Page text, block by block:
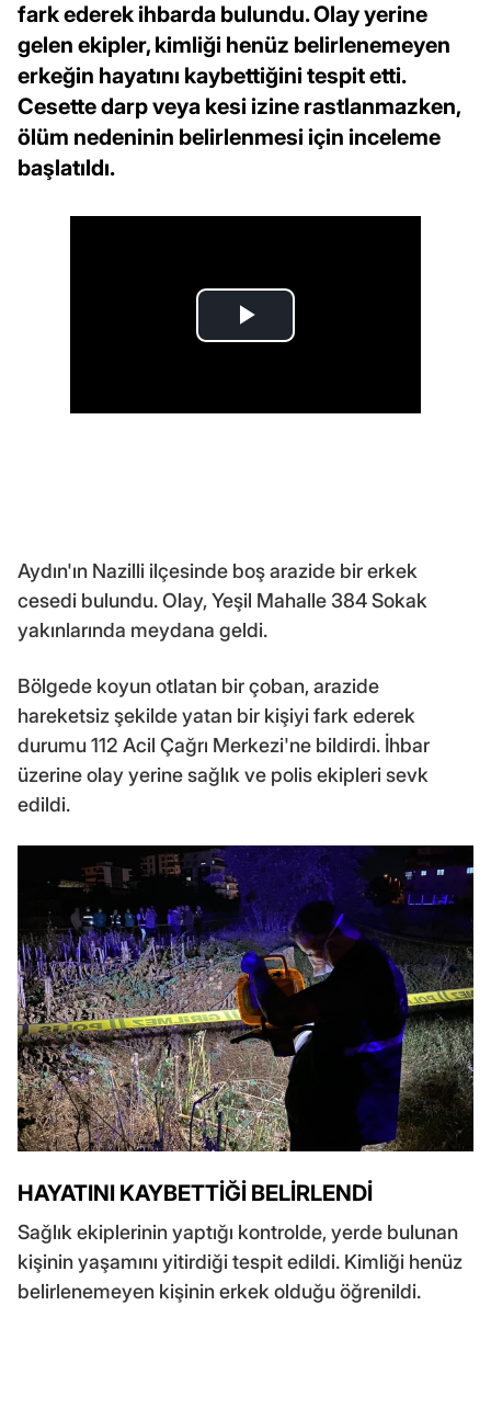
fark ederek ihbarda bulundu. Olay yerine
gelen ekipler, kimliği henüz belirlenemeyen
erkeğin hayatını kaybettiğini tespit etti.
Cesette darp veya kesi izine rastlanmazken,
ölüm nedeninin belirlenmesi için inceleme
başlatıldı.
Aydın'ın Nazilli ilçesinde boş arazide bir erkek
cesedi bulundu. Olay, Yeşil Mahalle 384 Sokak
yakınlarında meydana geldi.
Bölgede koyun otlatan bir çoban, arazide
hareketsiz şekilde yatan bir kişiyi fark ederek
durumu 112 Acil Çağrı Merkezi'ne bildirdi. İhbar
üzerine olay yerine sağlık ve polis ekipleri sevk
edildi.
HAYATINI KAYBETTİĞİ BELİRLENDİ
Sağlık ekiplerinin yaptığı kontrolde, yerde bulunan
kişinin yaşamını yitirdiği tespit edildi. Kimliği henüz
belirlenemeyen kişinin erkek olduğu öğrenildi.